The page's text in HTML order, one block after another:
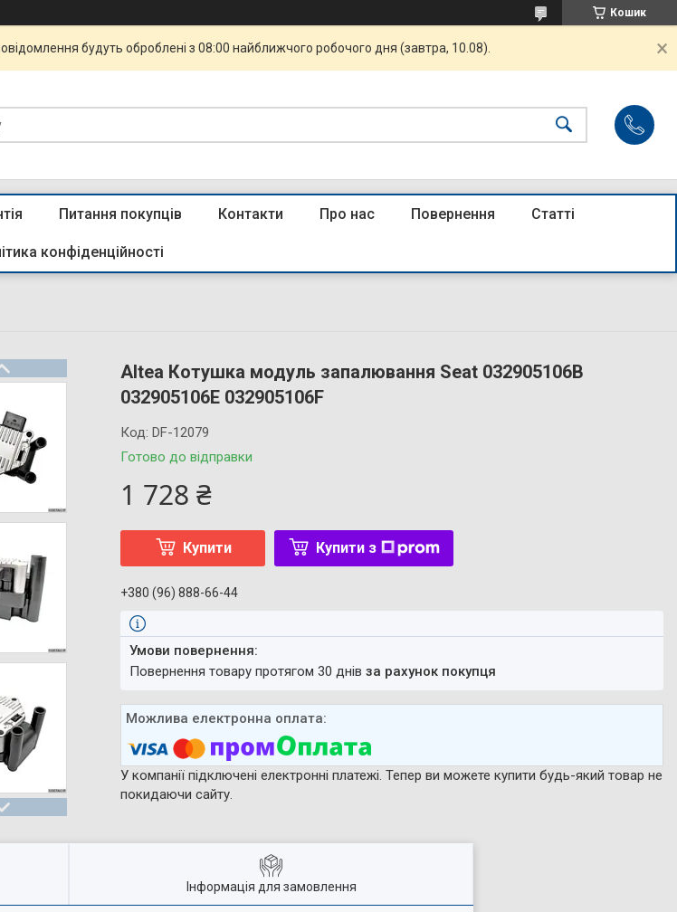
Кошик
будуть оброблені з 08:00 найближчого робочого дня (завтра, 10.08).
Питання покупців Контакти Про нас Повернення Статті
конфіденційності
Altea Котушка модуль запалювання Seat 032905106B
032905106E 032905106F
Готово до відправки
Код:DF-12079
1 728 ₴
Купити Купити з
+380 (96) 888-66-44
повернення товару протягом 30 днівза рахунок покупця
У компанії підключені електронні платежі. Тепер ви можете купити будь-який товар не
покидаючи сайту.
Інформація для замовлення